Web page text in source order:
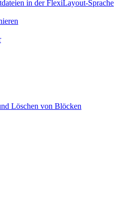
in der FlexiLayout-Sprache
Löschen von Blöcken